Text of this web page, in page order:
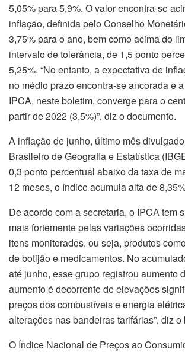
5,05% para 5,9%. O valor encontra-se
inflação, definida pelo Conselho
3,75% para o ano, bem como acima do
intervalo de tolerância, de 1,5 ponto
5,25%. “No entanto, a expectativa de
no médio prazo encontra-se ancorada e
IPCA, neste boletim, converge para o
partir de 2022 (3,5%)”, diz o documento.
A inflação de junho, último mês
Brasileiro de Geografia e Estatística
0,3 ponto percentual abaixo da taxa de
12 meses, o índice acumula alta de
De acordo com a secretaria, o IPCA tem
mais fortemente pelas variações
itens monitorados, ou seja, produtos
de botijão e medicamentos. No
até junho, esse grupo registrou aumento
aumento é decorrente de elevações
preços dos combustíveis e energia
alterações nas bandeiras tarifárias”, diz o
O Índice Nacional de Preços ao